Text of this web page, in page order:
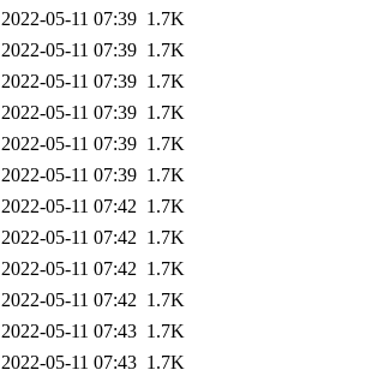
2022-05-11 07:39 1.7K
2022-05-11 07:39 1.7K
2022-05-11 07:39 1.7K
2022-05-11 07:39 1.7K
2022-05-11 07:39 1.7K
2022-05-11 07:39 1.7K
2022-05-11 07:42 1.7K
2022-05-11 07:42 1.7K
2022-05-11 07:42 1.7K
2022-05-11 07:42 1.7K
2022-05-11 07:43 1.7K
2022-05-11 07:43 1.7K